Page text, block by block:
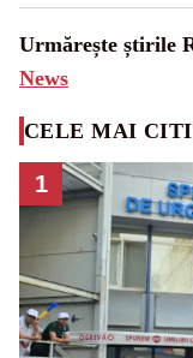
Urmărește știrile
News
CELE MAI
1